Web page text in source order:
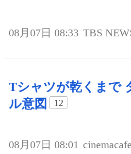
08月07日 08:33 TBS
Tシャツが乾くまで
ル意図
12
08月07日 08:01